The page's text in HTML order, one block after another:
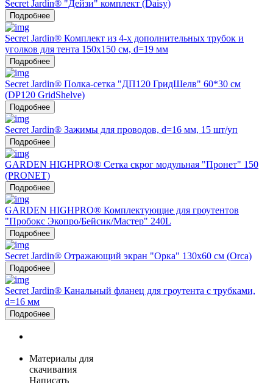
Secret Jardin® "Дейзи" комплект (Daisy)
Подробнее
Secret Jardin® Комплект из 4-х дополнительных трубок и
уголков для тента 150х150 см, d=19 мм
Подробнее
Secret Jardin® Полка-сетка "ДП120 ГридШелв" 60*30 см
(DP120 GridShelve)
Подробнее
Secret Jardin® Зажимы для проводов, d=16 мм, 15 шт/уп
Подробнее
GARDEN HIGHPRO® Сетка скрог модульная "Пронет" 150
(PRONET)
Подробнее
GARDEN HIGHPRO® Комплектующие для гроутентов
"Пробокс Экопро/Бейсик/Мастер" 240L
Подробнее
Secret Jardin® Отражающий экран "Орка" 130х60 см (Orca)
Подробнее
Secret Jardin® Канальный фланец для гроутента с трубками,
d=16 мм
Подробнее
Материалы для
скачивания
Написать